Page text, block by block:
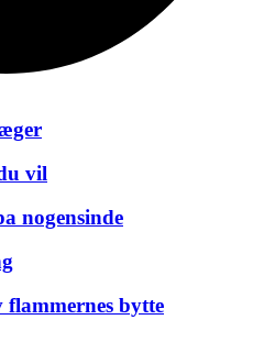
vil
nogensinde
bytte